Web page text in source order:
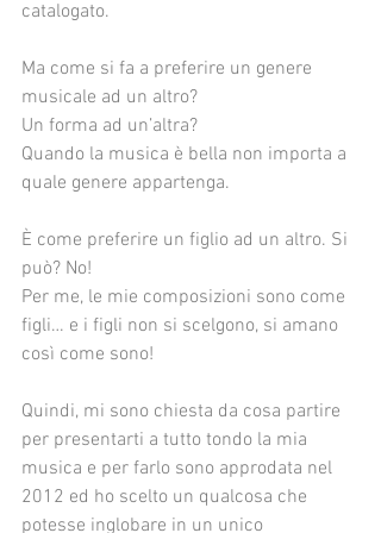
catalogato.
Ma come si fa a preferire un genere
musicale ad un altro?
Un forma ad un’altra?
Quando la musica è bella non importa a
quale genere appartenga.
È come preferire un figlio ad un altro. Si
può? No!
Per me, le mie composizioni sono come
figli… e i figli non si scelgono, si amano
così come sono!
Quindi, mi sono chiesta da cosa partire
per presentarti a tutto tondo la mia
musica e per farlo sono approdata nel
2012 ed ho scelto un qualcosa che
potesse inglobare in un unico